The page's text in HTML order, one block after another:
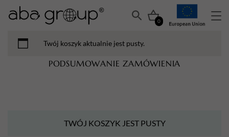
0
Twój koszyk aktualnie jest pusty.
PODSUMOWANIE ZAMÓWIENIA
TWÓJ KOSZYK JEST PUSTY